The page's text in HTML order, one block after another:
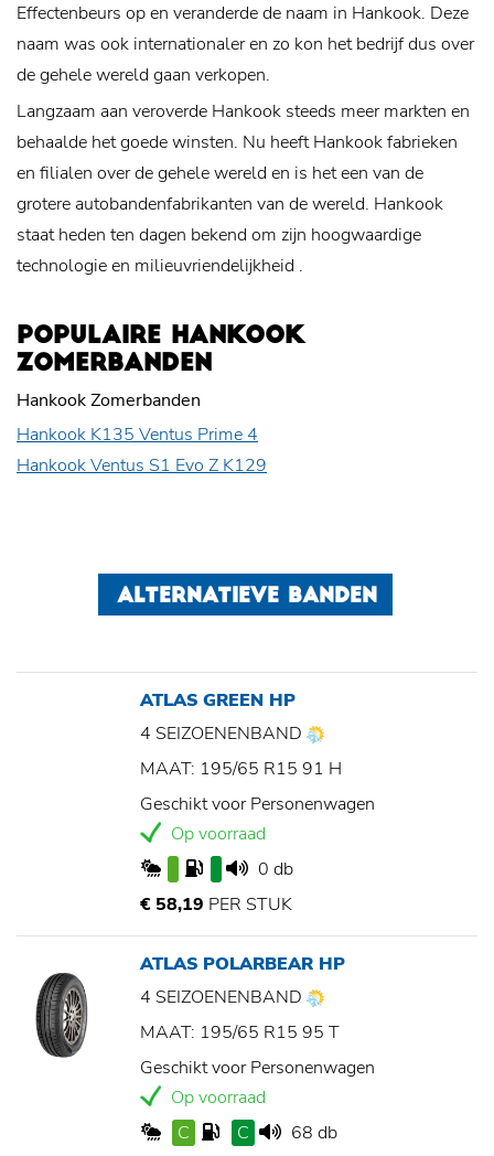
Effectenbeurs op en veranderde de naam in Hankook. Deze
naam was ook internationaler en zo kon het bedrijf dus over
de gehele wereld gaan verkopen.
Langzaam aan veroverde Hankook steeds meer markten en
behaalde het goede winsten. Nu heeft Hankook fabrieken
en filialen over de gehele wereld en is het een van de
grotere autobandenfabrikanten van de wereld. Hankook
staat heden ten dagen bekend om zijn hoogwaardige
technologie en milieuvriendelijkheid .
POPULAIRE HANKOOK
ZOMERBANDEN
Hankook Zomerbanden
Hankook K135 Ventus Prime 4
Hankook Ventus S1 Evo Z K129
ALTERNATIEVE BANDEN
ATLAS GREEN HP
4 SEIZOENENBAND
MAAT: 195/65 R15 91 H
Geschikt voor Personenwagen
Op voorraad
0 db
€ 58,19 PER STUK
ATLAS POLARBEAR HP
4 SEIZOENENBAND
MAAT: 195/65 R15 95 T
Geschikt voor Personenwagen
Op voorraad
C
C 68 db